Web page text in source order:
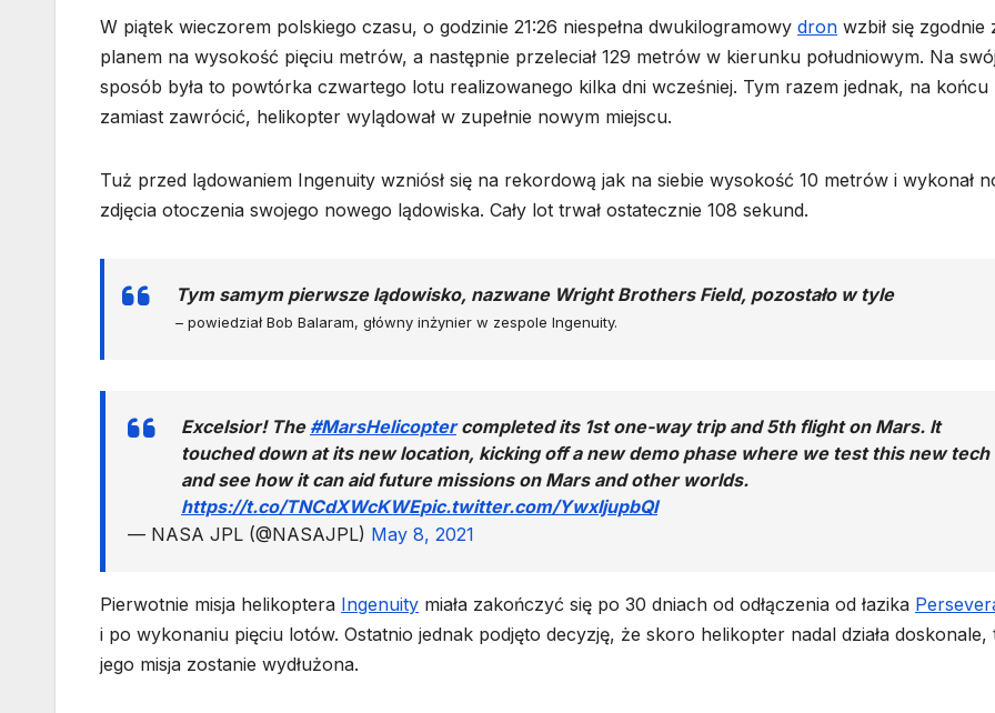
W piątek wieczorem polskiego czasu, o godzinie 21:26 niespełna dwukilogramowy dron wzbił się zgodnie
planem na wysokość pięciu metrów, a następnie przeleciał 129 metrów w kierunku południowym. Na
sposób była to powtórka czwartego lotu realizowanego kilka dni wcześniej. Tym razem jednak, na końcu
zamiast zawrócić, helikopter wylądował w zupełnie nowym miejscu.
Tuż przed lądowaniem Ingenuity wzniósł się na rekordową jak na siebie wysokość 10 metrów i wykonał
zdjęcia otoczenia swojego nowego lądowiska. Cały lot trwał ostatecznie 108 sekund.
Tym samym pierwsze lądowisko, nazwane Wright Brothers Field, pozostało w tyle
– powiedział Bob Balaram, główny inżynier w zespole Ingenuity.
Excelsior! The #MarsHelicoptercompleted its 1st one-way trip and 5th flight on Mars. It
touched down at its new location, kicking off a new demo phase where we test this new tech
and see how it can aid future missions on Mars and other worlds.
https://t.co/TNCdXWcKWEpic.twitter.com/YwxIjupbQI
— NASA JPL (@NASAJPL) May 8, 2021
Pierwotnie misja helikoptera Ingenuity miała zakończyć się po 30 dniach od odłączenia od łazika
i po wykonaniu pięciu lotów. Ostatnio jednak podjęto decyzję, że skoro helikopter nadal działa doskonale,
jego misja zostanie wydłużona.